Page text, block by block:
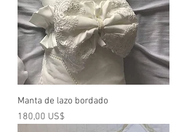
Manta de lazo bordado
Precio
180,00 US$